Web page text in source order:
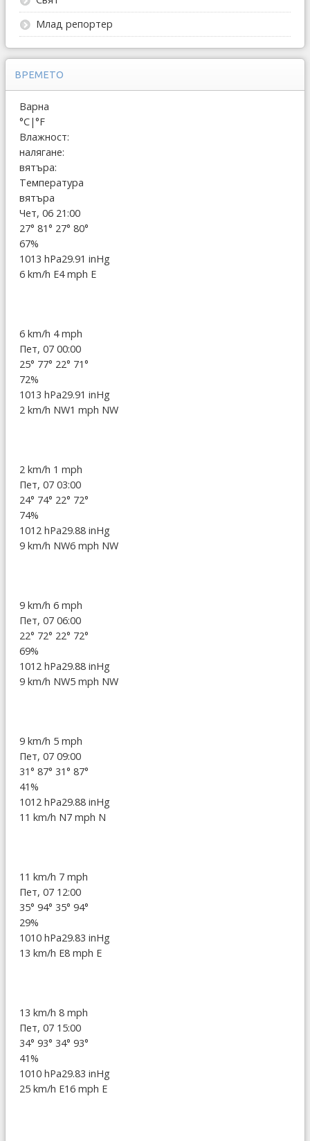
Млад репортер
ВРЕМЕТО
Варна
°C|°F
Влажност:
налягане:
вятъра:
Температура
вятъра
Чет, 06 21:00
27° 81° 27° 80°
67%
1013 hPa29.91 inHg
6 km/h E4 mph E
6 km/h 4 mph
Пет, 07 00:00
25° 77° 22° 71°
72%
1013 hPa29.91 inHg
2 km/h NW1 mph NW
2 km/h 1 mph
Пет, 07 03:00
24° 74° 22° 72°
74%
1012 hPa29.88 inHg
9 km/h NW6 mph NW
9 km/h 6 mph
Пет, 07 06:00
22° 72° 22° 72°
69%
1012 hPa29.88 inHg
9 km/h NW5 mph NW
9 km/h 5 mph
Пет, 07 09:00
31° 87° 31° 87°
41%
1012 hPa29.88 inHg
11 km/h N7 mph N
11 km/h 7 mph
Пет, 07 12:00
35° 94° 35° 94°
29%
1010 hPa29.83 inHg
13 km/h E8 mph E
13 km/h 8 mph
Пет, 07 15:00
34° 93° 34° 93°
41%
1010 hPa29.83 inHg
25 km/h E16 mph E